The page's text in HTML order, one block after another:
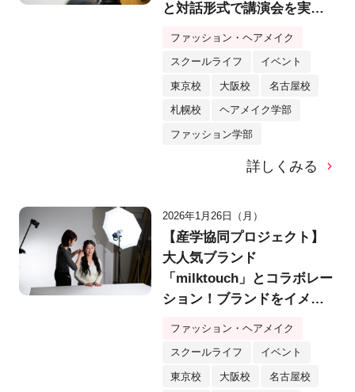
と対話形式で講演会を実
ファッション・ヘアメイク
スクールライフ イベント
東京校 大阪校 名古屋校
札幌校 ヘアメイク学部
ファッション学部
詳しくみる
2026年1月26日（月）
【産学協同プロジェクト】
大人気ブランド
「milktouch」とコラボレー
ション！ブランドをイメー
ファッション・ヘアメイク
スクールライフ イベント
東京校 大阪校 名古屋校